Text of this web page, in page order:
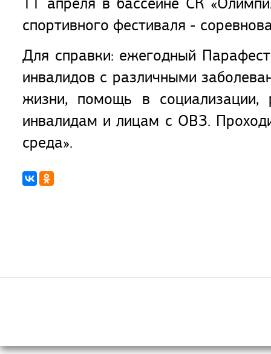
спортивного фестиваля -
Для справки: ежегодный
инвалидов с различными
жизни, помощь в социализации,
инвалидам и лицам с ОВЗ.
среда».